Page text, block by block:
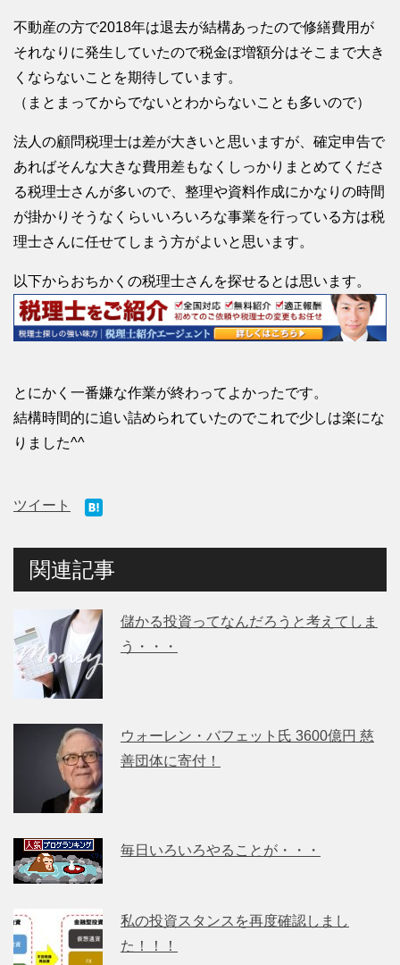
不動産の方で2018年は退去が結構あったので修繕費用が
それなりに発生していたので税金ぼ増額分はそこまで大き
くならないことを期待しています。
（まとまってからでないとわからないことも多いので）
法人の顧問税理士は差が大きいと思いますが、確定申告で
あればそんな大きな費用差もなくしっかりまとめてくださ
る税理士さんが多いので、整理や資料作成にかなりの時間
が掛かりそうなくらいいろいろな事業を行っている方は税
理士さんに任せてしまう方がよいと思います。
以下からおちかくの税理士さんを探せるとは思います。
とにかく一番嫌な作業が終わってよかったです。
結構時間的に追い詰められていたのでこれで少しは楽にな
りました^^
ツイート
関連記事
儲かる投資ってなんだろうと考えてしま
う・・・
ウォーレン・バフェット氏 3600億円 慈
善団体に寄付！
毎日いろいろやることが・・・
私の投資スタンスを再度確認しまし
た！！！